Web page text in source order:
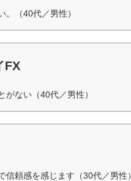
。（40代／男性）
FX
がない（40代／男性）
信頼感を感じます（30代／男性）